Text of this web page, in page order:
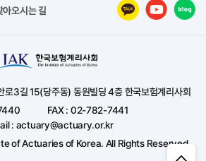
아오시는 길
3길 15(당주동) 동원빌딩 4층 한국보험계리사회
FAX : 02-782-7441
: actuary@actuary.or.kr
of Actuaries of Korea. All Rights Reserved.